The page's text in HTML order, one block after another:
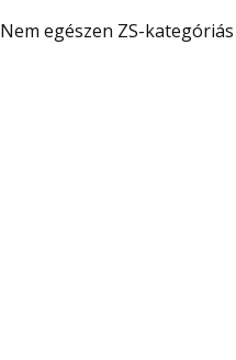
Nem egészen ZS-kategóriás